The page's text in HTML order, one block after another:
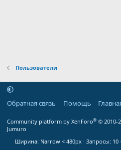
Пользователи
Обратная связь Помощь
Community platform by XenForo® © 2010-
Jumuro
Ширина
Запросы 10